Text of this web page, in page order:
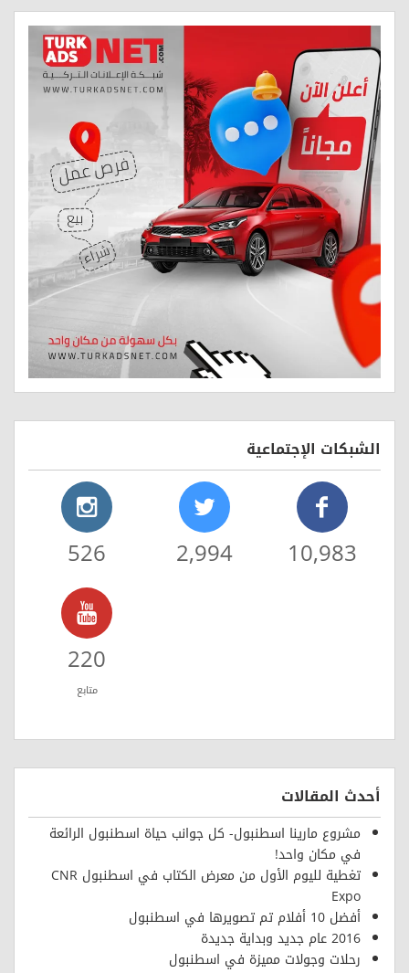
الشبكات الإجتماعية
10,983
2,994
526
220
متابع
أحدث المقالات
مشروع مارينا اسطنبول- كل جوانب حياة اسطنبول الرائعة
في مكان واحد!
تغطية لليوم الأول من معرض الكتاب في اسطنبول CNR
Expo
أفضل 10 أفلام تم تصويرها في اسطنبول
2016 عام جديد وبداية جديدة
رحلات وجولات مميزة في اسطنبول